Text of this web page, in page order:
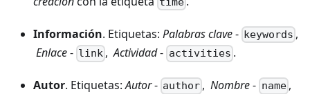
Información. Etiquetas: Palabras clave- keywords ,
Enlace- link ,Actividad- activities .
Autor. Etiquetas:Autor- author ,Nombre- name,